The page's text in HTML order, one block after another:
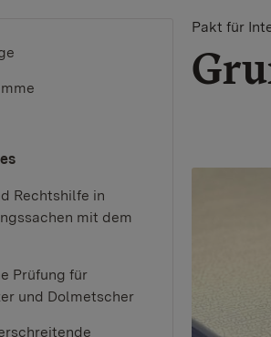
Rechtshilfe in
mit dem
Prüfung für
und Dolmetscher
Pakt für